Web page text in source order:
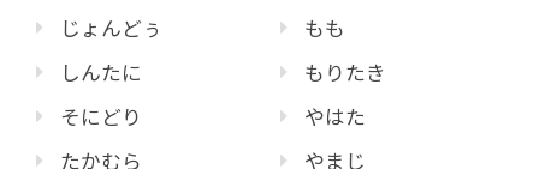
じょんどぅ
しんたに
そにどり
たかむら
もも
もりたき
やはた
やまじ